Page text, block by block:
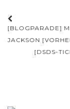
Beitrags-
[BLOGPARADE]
JACKSON
[DSDS-